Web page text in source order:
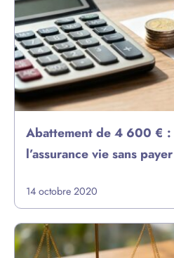
Abattement de 4 600 €
l’assurance vie sans
14 octobre 2020